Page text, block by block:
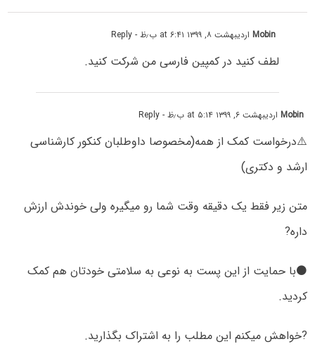
Mobinاردیبهشت ۸, ۱۳۹۹ at ۶:۴۱ ب٫ظ - Reply
لطف کنید در کمپین فارسی من شرکت کنید.
Mobinاردیبهشت ۶, ۱۳۹۹ at ۵:۱۴ ب٫ظ - Reply
⚠️درخواست کمک از همه(مخصوصا داوطلبان کنکور کارشناسی
ارشد و دکتری)
متن زیر فقط یک دقیقه وقت شما رو میگیره ولی خوندش ارزش
داره?
⚫با حمایت از این پست به نوعی به سلامتی خودتان هم کمک
کردید.
?خواهش میکنم این مطلب را به اشتراک بگذارید.